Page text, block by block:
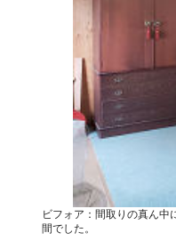
ビフォア：間取りの真ん中
間でした。